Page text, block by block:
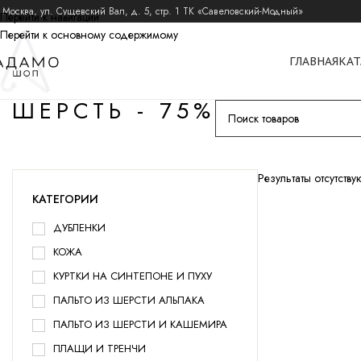
Перейти к навигации
Перейти к основному содержимому
ул. Сущевский Вал, д. 5, стр. 1 ТК «Савеловский-Модный»
ГЛАВНАЯ
ШЕРСТЬ - 75%
КАТЕГОРИИ
ДУБЛЕНКИ
КОЖА
КУРТКИ НА СИНТЕПОНЕ И ПУХУ
ПАЛЬТО ИЗ ШЕРСТИ АЛЬПАКА
ПАЛЬТО ИЗ ШЕРСТИ И КАШЕМИРА
ПЛАЩИ И ТРЕНЧИ
Результаты